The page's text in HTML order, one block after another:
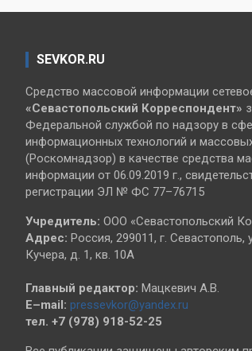
SEVKOR.RU
Средство массовой информации
«Севастопольский Корреспондент»
Федеральной службой по надзору в
информационных технологий и
(Роскомнадзор) в качестве средства
информации от 06.09.2019 г.,
регистрации ЭЛ № ФС 77–76715
Учредитель: ООО «Севастопольский
Адрес: Россия, 299011, г. Севастополь,
Кучера, д. 1, кв. 10А
Главный редактор: Мацкевич А.В.
E–mail: pressevkor@yandex.ru
тел. +7 (978) 918-52-25